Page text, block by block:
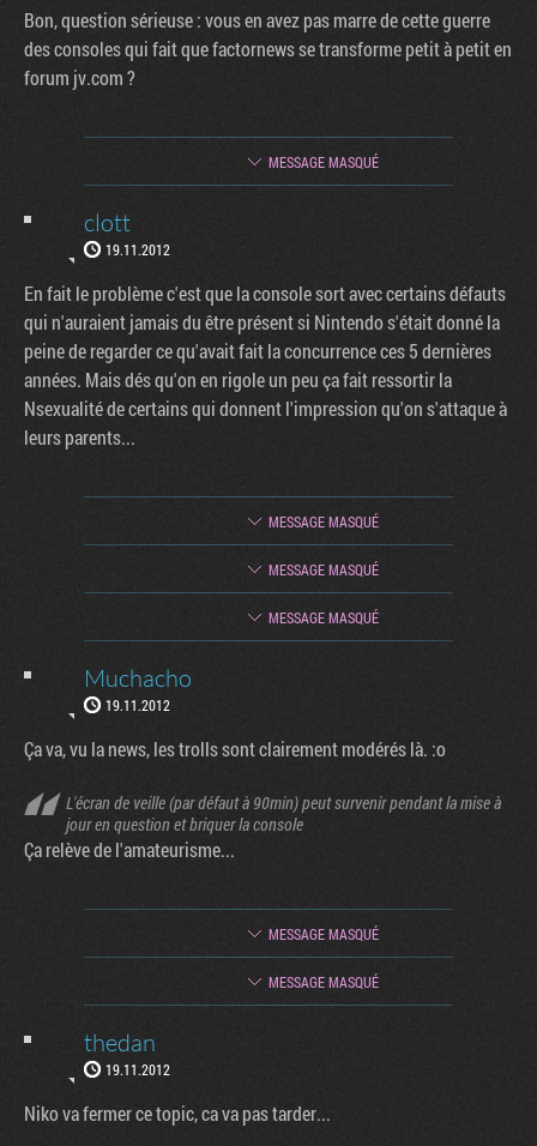
Bon, question sérieuse : vous en avez pas marre de cette guerre
des consoles qui fait que factornews se transforme petit à petit en
forum jv.com ?
MESSAGE MASQUÉ
clott
19.11.2012
En fait le problème c'est que la console sort avec certains défauts
qui n'auraient jamais du être présent si Nintendo s'était donné la
peine de regarder ce qu'avait fait la concurrence ces 5 dernières
années. Mais dés qu'on en rigole un peu ça fait ressortir la
Nsexualité de certains qui donnent l'impression qu'on s'attaque à
leurs parents...
MESSAGE MASQUÉ
MESSAGE MASQUÉ
MESSAGE MASQUÉ
Muchacho
19.11.2012
Ça va, vu la news, les trolls sont clairement modérés là. :o
L'écran de veille (par défaut à 90min) peut survenir pendant la mise à
jour en question et briquer la console
Ça relève de l'amateurisme...
MESSAGE MASQUÉ
MESSAGE MASQUÉ
thedan
19.11.2012
Niko va fermer ce topic, ca va pas tarder...
Factornews